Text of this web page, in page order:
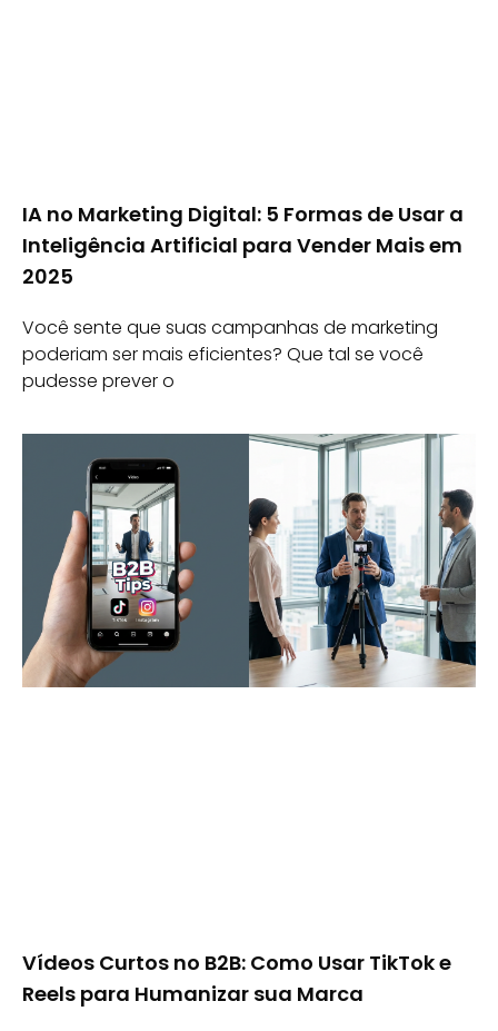
IA no Marketing Digital: 5 Formas de Usar a
Inteligência Artificial para Vender Mais em
2025
Você sente que suas campanhas de marketing
poderiam ser mais eficientes? Que tal se você
pudesse prever o
Vídeos Curtos no B2B: Como Usar TikTok e
Reels para Humanizar sua Marca